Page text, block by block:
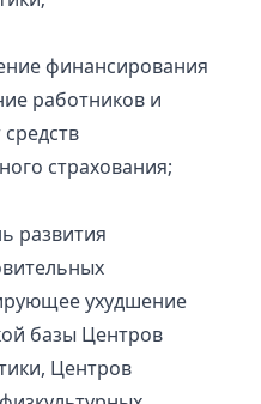
финансирования
работников и
страхования;
развития
ухудшение
базы Центров
Центров